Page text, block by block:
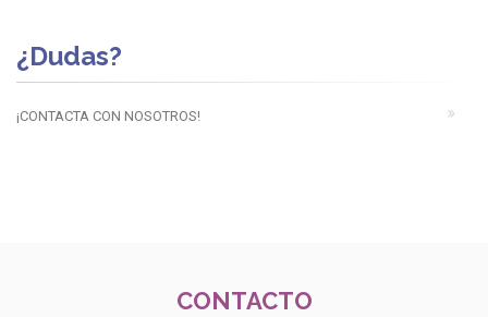
¿Dudas?
¡CONTACTA CON NOSOTROS!
CONTACTO